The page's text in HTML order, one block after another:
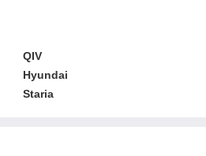
QIV
Hyundai
Staria